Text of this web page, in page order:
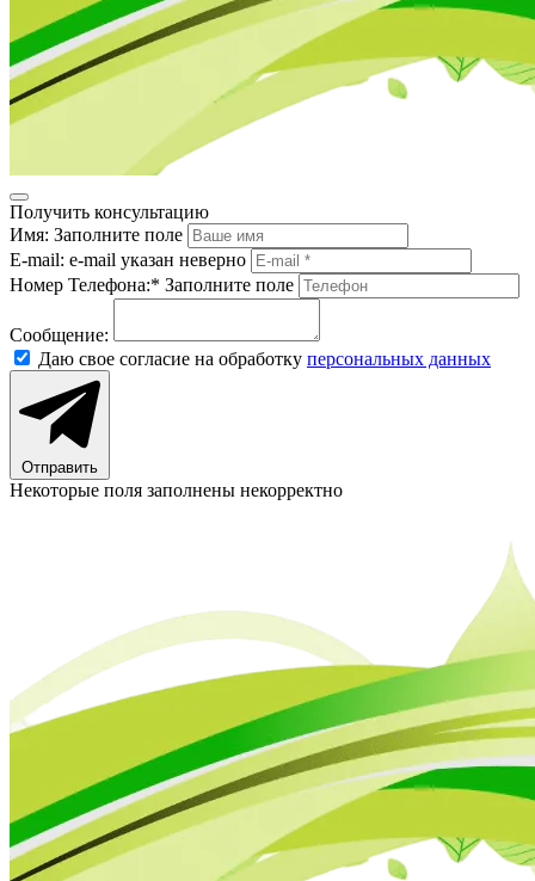
Получить консультацию
Имя: Заполните поле
E-mail: e-mail указан неверно
Номер Телефона:* Заполните поле
Сообщение:
Даю свое согласие на обработку персональных данных
Отправить
Некоторые поля заполнены некорректно